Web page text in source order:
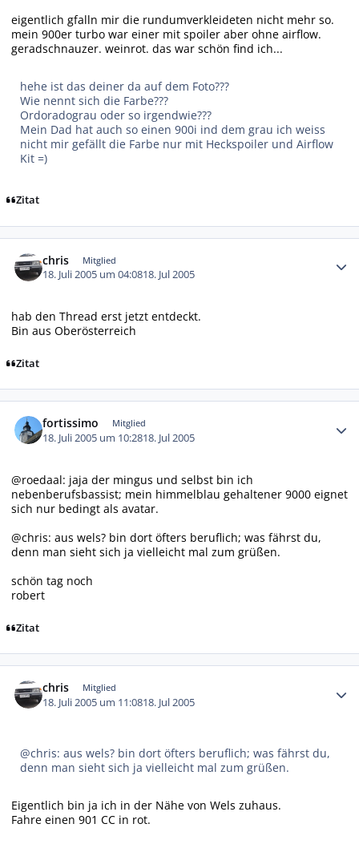
eigentlich gfalln mir die rundumverkleideten nicht mehr so.
mein 900er turbo war einer mit spoiler aber ohne airflow.
geradschnauzer. weinrot. das war schön find ich...
hehe ist das deiner da auf dem Foto???
Wie nennt sich die Farbe???
Ordoradograu oder so irgendwie???
Mein Dad hat auch so einen 900i ind dem grau ich weiss
nicht mir gefällt die Farbe nur mit Heckspoiler und Airflow
Kit =)
Zitat
chris Mitglied
18. Juli 2005 um 04:0818. Jul 2005
hab den Thread erst jetzt entdeckt.
Bin aus Oberösterreich
Zitat
fortissimo Mitglied
18. Juli 2005 um 10:2818. Jul 2005
@roedaal: jaja der mingus und selbst bin ich
nebenberufsbassist; mein himmelblau gehaltener 9000 eignet
sich nur bedingt als avatar.
@chris: aus wels? bin dort öfters beruflich; was fährst du,
denn man sieht sich ja vielleicht mal zum grüßen.
schön tag noch
robert
Zitat
chris Mitglied
18. Juli 2005 um 11:0818. Jul 2005
@chris: aus wels? bin dort öfters beruflich; was fährst du,
denn man sieht sich ja vielleicht mal zum grüßen.
Eigentlich bin ja ich in der Nähe von Wels zuhaus.
Fahre einen 901 CC in rot.